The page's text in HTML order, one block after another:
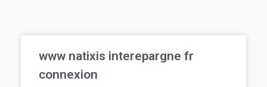
www natixis interepargne fr
connexion